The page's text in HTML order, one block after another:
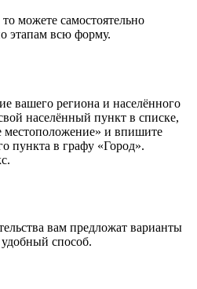
можете самостоятельно
этапам всю форму.
вашего региона и населённого
населённый пункт в списке,
местоположение» и впишите
пункта в графу «Город».
вам предложат варианты
способ.